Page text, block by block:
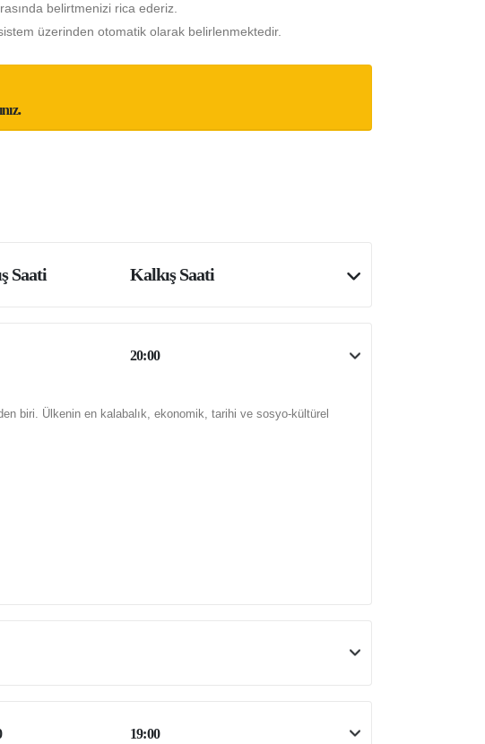
belirtmenizi rica ederiz.
üzerinden otomatik olarak belirlenmektedir.
Saati Kalkış Saati
20:00
biri. Ülkenin en kalabalık, ekonomik, tarihi ve sosyo-kültürel
19:00